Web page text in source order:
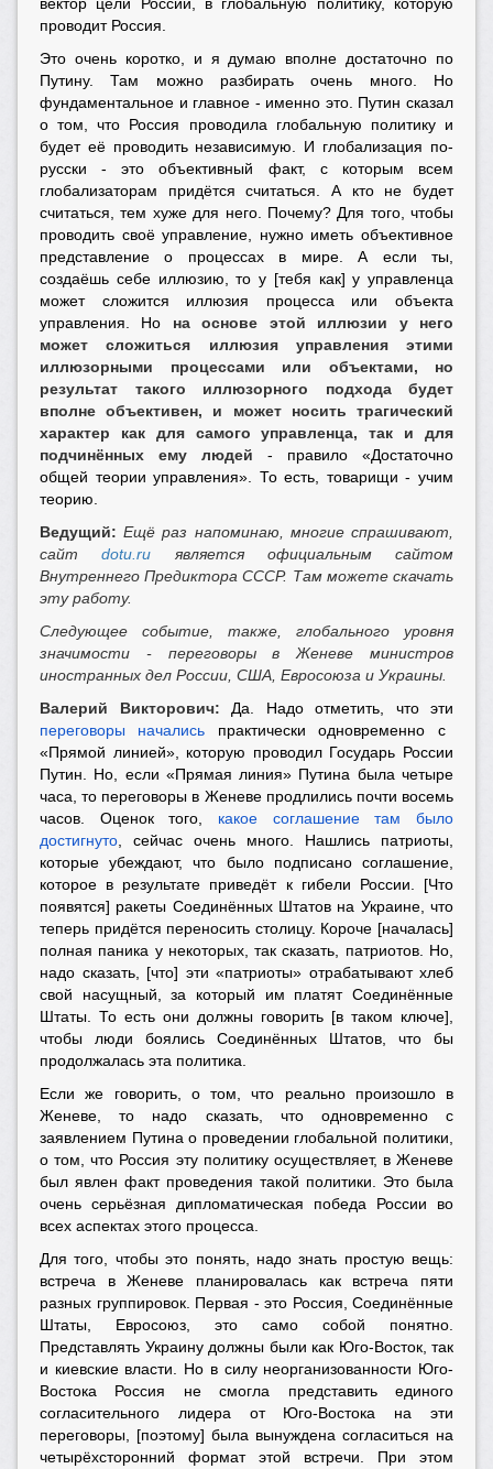
проводит Россия.
Это очень коротко, и я думаю вполне достаточно по
Путину. Там можно разбирать очень много. Но
фундаментальное и главное - именно это. Путин сказал
о том, что Россия проводила глобальную политику и
будет её проводить независимую. И глобализация по-
русски - это объективный факт, с которым всем
глобализаторам придётся считаться. А кто не будет
считаться, тем хуже для него. Почему? Для того, чтобы
проводить своё управление, нужно иметь объективное
представление о процессах в мире. А если ты,
создаёшь себе иллюзию, то у [тебя как] у управленца
может сложится иллюзия процесса или объекта
управления. Но на
основе этой иллюзии у него
может сложиться иллюзия управления этими
иллюзорными процессами или объектами, но
результат такого иллюзорного подхода будет
вполне объективен, и может носить трагический
характер как для самого управленца, так и для
подчинённых ему людей - правило «Достаточно
общей теории управления». То есть, товарищи - учим
теорию.
Ведущий:Ещё раз напоминаю, многие спрашивают,
сайт
dotu.ru является официальным сайтом
Внутреннего Предиктора СССР. Там можете скачать
эту работу.
Следующее событие, также, глобального уровня
значимости - переговоры в Женеве министров
иностранных дел России, США, Евросоюза и Украины.
Валерий Викторович: Да. Надо отметить, что эти
переговоры начались практически одновременно с
«Прямой линией», которую проводил Государь России
Путин. Но, если «Прямая линия» Путина была четыре
часа, то переговоры в Женеве продлились почти восемь
часов. Оценок того,
какое соглашение там было
достигнуто , сейчас очень много. Нашлись патриоты,
которые убеждают, что было подписано соглашение,
которое в результате приведёт к гибели России. [Что
появятся] ракеты Соединённых Штатов на Украине, что
теперь придётся переносить столицу. Короче [началась]
полная паника у некоторых, так сказать, патриотов. Но,
надо сказать, [что] эти «патриоты» отрабатывают хлеб
свой насущный, за который им платят Соединённые
Штаты. То есть они должны говорить [в таком ключе],
чтобы люди боялись Соединённых Штатов, что бы
продолжалась эта политика.
Если же говорить, о том, что реально произошло в
Женеве, то надо сказать, что одновременно с
заявлением Путина о проведении глобальной политики,
о том, что Россия эту политику осуществляет, в Женеве
был явлен факт проведения такой политики. Это была
очень серьёзная дипломатическая победа России во
всех аспектах этого процесса.
Для того, чтобы это понять, надо знать простую вещь:
встреча в Женеве планировалась как встреча пяти
разных группировок. Первая - это Россия, Соединённые
Штаты, Евросоюз, это само собой понятно.
Представлять Украину должны были как Юго-Восток, так
и киевские власти. Но в силу неорганизованности Юго-
Востока Россия не смогла представить единого
согласительного лидера от Юго-Востока на эти
переговоры, [поэтому] была вынуждена согласиться на
четырёхсторонний формат этой встречи. При этом